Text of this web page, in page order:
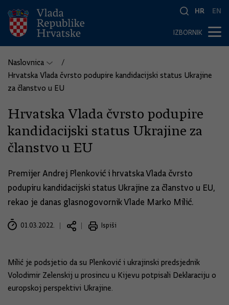
HR EN
IZBORNIK
Naslovnica
Hrvatska Vlada čvrsto podupire kandidacijski status Ukrajine
za članstvo u EU
Hrvatska Vlada čvrsto podupire
kandidacijski status Ukrajine za
članstvo u EU
Premijer Andrej Plenković i hrvatska Vlada čvrsto
podupiru kandidacijski status Ukrajine za članstvo u EU,
rekao je danas glasnogovornik Vlade Marko Milić.
01.03.2022. Ispiši
Milić je podsjetio da su Plenković i ukrajinski predsjednik
Volodimir Zelenskij u prosincu u Kijevu potpisali Deklaraciju o
europskoj perspektivi Ukrajine.